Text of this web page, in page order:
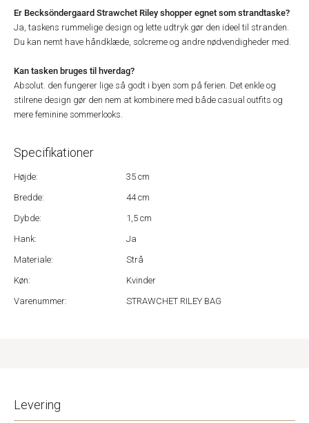
Er Becksöndergaard Strawchet Riley shopper egnet som strandtaske?
Ja, taskens rummelige design og lette udtryk gør den ideel til stranden.
Du kan nemt have håndklæde, solcreme og andre nødvendigheder med.
Kan tasken bruges til hverdag?
Absolut. den fungerer lige så godt i byen som på ferien. Det enkle og
stilrene design gør den nem at kombinere med både casual outfits og
mere feminine sommerlooks.
Specifikationer
Højde:
35 cm
Bredde:
44 cm
Dybde:
1,5 cm
Hank:
Ja
Materiale:
Strå
Køn:
Kvinder
Varenummer:
STRAWCHET RILEY BAG
Levering